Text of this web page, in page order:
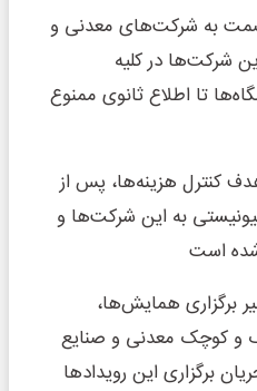
به شرکت‌های معدنی و
شرکت‌ها در کلیه
تا اطلاع ثانوی ممنوع
کنترل هزینه‌ها، پس از
به این شرکت‌ها و
است
برگزاری همایش‌ها،
و کوچک معدنی و صنایع
برگزاری این رویدادها